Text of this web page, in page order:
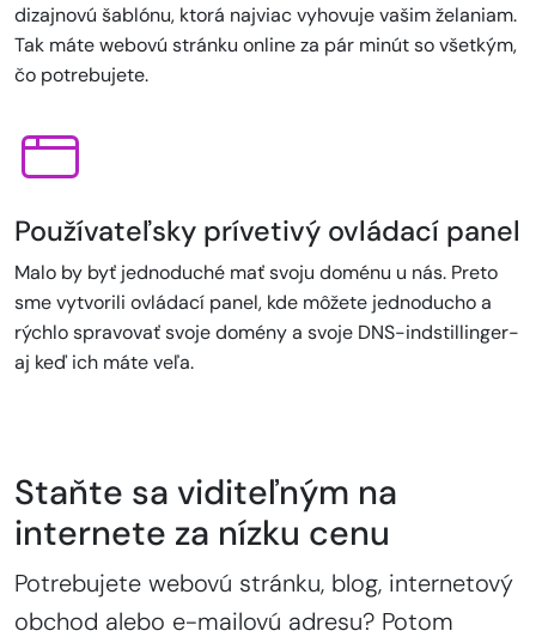
dizajnovú šablónu, ktorá najviac vyhovuje vašim želaniam.
Tak máte webovú stránku online za pár minút so všetkým,
čo potrebujete.
Používateľsky prívetivý ovládací panel
Malo by byť jednoduché mať svoju doménu u nás. Preto
sme vytvorili ovládací panel, kde môžete jednoducho a
rýchlo spravovať svoje domény a svoje DNS-indstillinger-
aj keď ich máte veľa.
Staňte sa viditeľným na
internete za nízku cenu
Potrebujete webovú stránku, blog, internetový
obchod alebo e-mailovú adresu? Potom